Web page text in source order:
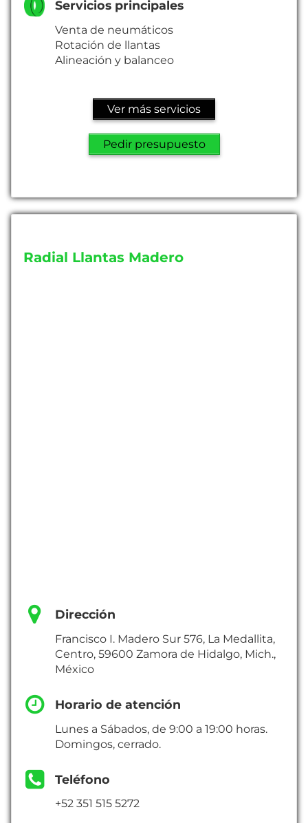
Servicios principales
Venta de neumáticos
Rotación de llantas
Alineación y balanceo
Ver más servicios
Pedir presupuesto
Radial Llantas Madero
Dirección
Francisco I. Madero Sur 576, La Medallita,
Centro, 59600 Zamora de Hidalgo, Mich.,
México
Horario de atención
Lunes a Sábados, de 9:00 a 19:00 horas.
Domingos, cerrado.
Teléfono
+52 351 515 5272